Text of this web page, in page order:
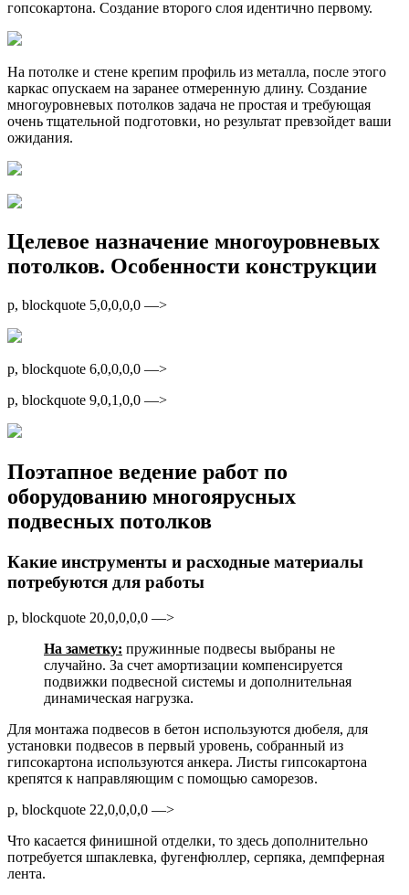
гопсокартона. Создание второго слоя идентично первому.
На потолке и стене крепим профиль из металла, после этого
каркас опускаем на заранее отмеренную длину. Создание
многоуровневых потолков задача не простая и требующая
очень тщательной подготовки, но результат превзойдет ваши
ожидания.
Целевое назначение многоуровневых
потолков. Особенности конструкции
p, blockquote 5,0,0,0,0 —>
p, blockquote 6,0,0,0,0 —>
p, blockquote 9,0,1,0,0 —>
Поэтапное ведение работ по
оборудованию многоярусных
подвесных потолков
Какие инструменты и расходные материалы
потребуются для работы
p, blockquote 20,0,0,0,0 —>
На заметку: пружинные подвесы выбраны не
случайно. За счет амортизации компенсируется
подвижки подвесной системы и дополнительная
динамическая нагрузка.
Для монтажа подвесов в бетон используются дюбеля, для
установки подвесов в первый уровень, собранный из
гипсокартона используются анкера. Листы гипсокартона
крепятся к направляющим с помощью саморезов.
p, blockquote 22,0,0,0,0 —>
Что касается финишной отделки, то здесь дополнительно
потребуется шпаклевка, фугенфюллер, серпяка, демпферная
лента.